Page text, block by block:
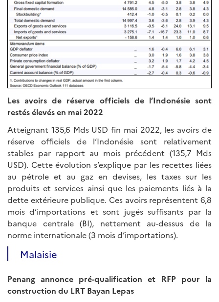
Les avoirs de réserve officiels de l’Indonésie sont
restés élevés en mai 2022
Atteignant 135,6 Mds USD fin mai 2022, les avoirs de
réserve officiels de l’Indonésie sont relativement
stables par rapport au mois précédent (135,7 Mds
USD). Cette évolution s’explique par les recettes liées
au pétrole et au gaz en devises, les taxes sur les
produits et services ainsi que les paiements liés à la
dette extérieure publique. Ces avoirs représentent 6,8
mois d’importations et sont jugés suffisants par la
banque centrale (BI), nettement au-dessus de la
norme internationale (3 mois d’importations).
Malaisie
Penang annonce pré-qualification et RFP pour la
construction du LRT Bayan Lepas